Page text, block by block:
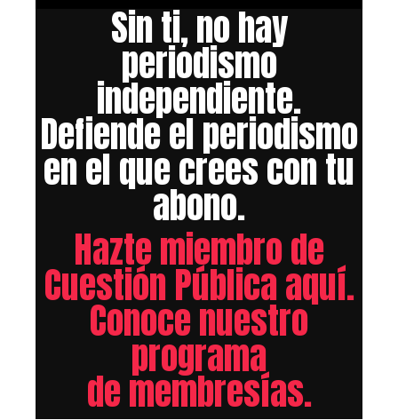
Sin ti, no hay
periodismo
independiente.
Defiende el periodismo
en el que crees con tu
abono.
Hazte miembro de
Cuestión Pública aquí.
Conoce nuestro
programa
de membresías.